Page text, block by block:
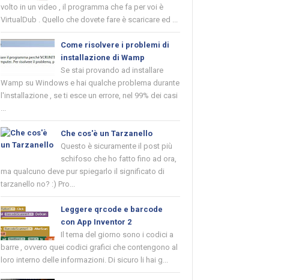
volto in un video , il programma che fa per voi è
VirtualDub . Quello che dovete fare è scaricare ed ...
Come risolvere i problemi di
installazione di Wamp
Se stai provando ad installare
Wamp su Windows e hai qualche problema durante
l'installazione , se ti esce un errore, nel 99% dei casi
...
Che cos'è un Tarzanello
Questo è sicuramente il post più
schifoso che ho fatto fino ad ora,
ma qualcuno deve pur spiegarlo il significato di
tarzanello no? :) Pro...
Leggere qrcode e barcode
con App Inventor 2
Il tema del giorno sono i codici a
barre , ovvero quei codici grafici che contengono al
loro interno delle informazioni. Di sicuro li hai g...